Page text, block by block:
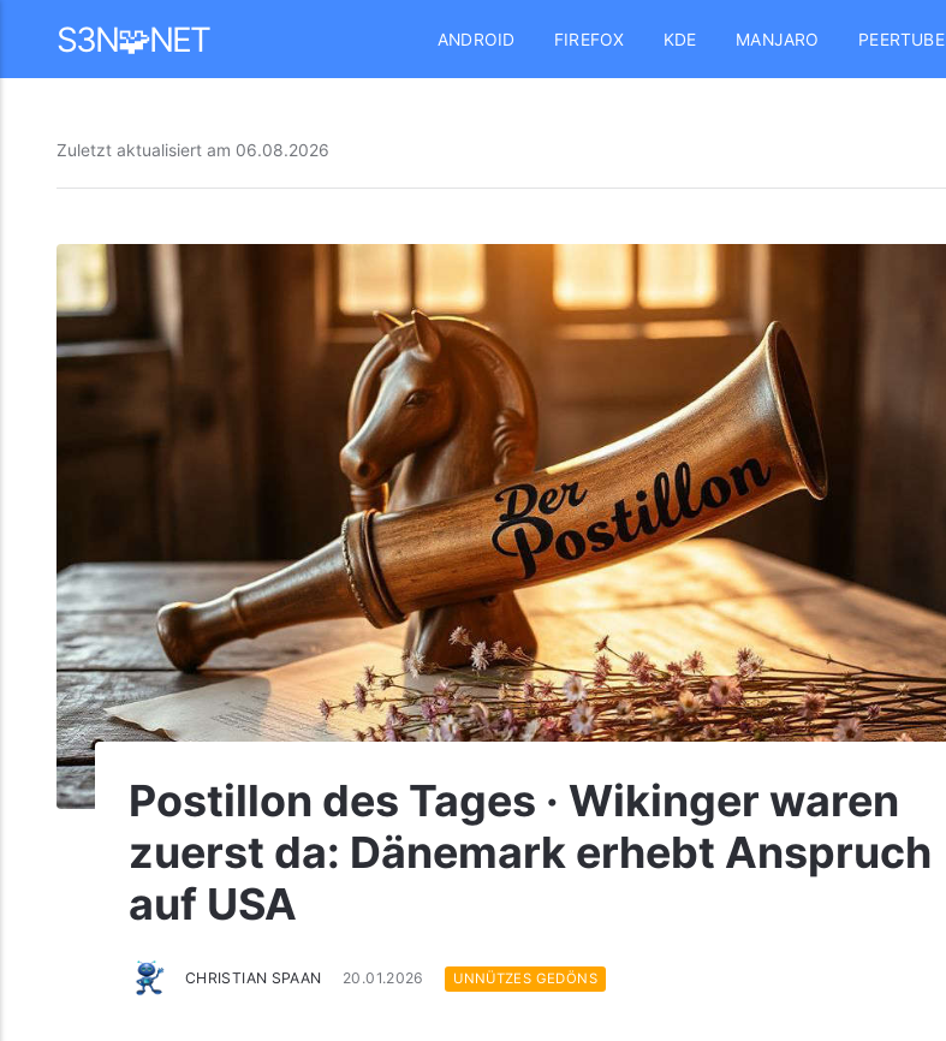
S3N🧩NET ANDROID FIREFOX KDE MANJARO PEERTUBE
Zuletzt aktualisiert am 06.08.2026
Postillon des Tages · Wikinger waren
zuerst da: Dänemark erhebt Anspruch
auf USA
CHRISTIAN SPAAN 20.01.2026 UNNÜTZES GEDÖNS